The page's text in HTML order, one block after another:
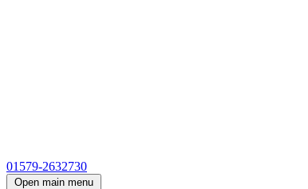
01579-2632730
Open main menu